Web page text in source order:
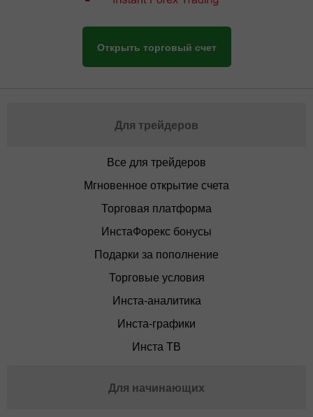
Открыть торговый счет
Для трейдеров
Все для трейдеров
Мгновенное открытие счета
Торговая платформа
ИнстаФорекс бонусы
Подарки за пополнение
Торговые условия
Инста-аналитика
Инста-графики
Инста ТВ
Для начинающих